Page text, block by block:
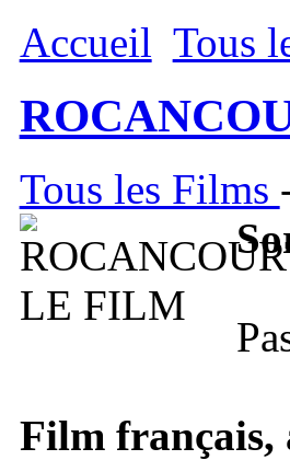
Accueil Tous
Tous les Films
Film français,